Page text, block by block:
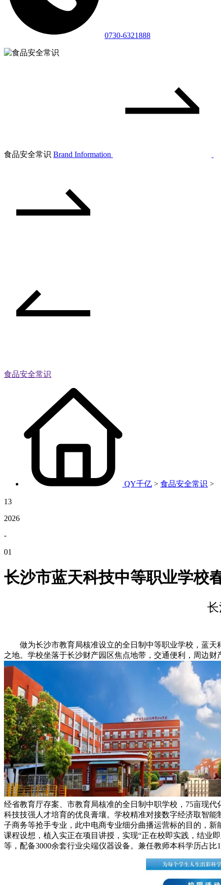
0730-6321888
食品安全常识 Brand Information
食品安全常识
QY千亿 > 食品安全常识 >
13
2026
-
01
长沙市蓝天科技中等职业学校
做为长沙市教育局核准设立的全日制中等职业学校，蓝天
之地。学校坐落于长沙财产园区焦点地带，交通便利，周边
经省教育厅存案、市教育局核准的全日制中职学校，75亩现
科技技强人才培育的优良膏壤。学校精准对接数字经济取智
子商务等抢手专业，此中电商专业细分曲播运营标的目的，
课程设想，植入实正在项目讲授，实现“正在校即实践，结业
等，配备3000余套行业尖端仪器设备。兼任教师本科学历占